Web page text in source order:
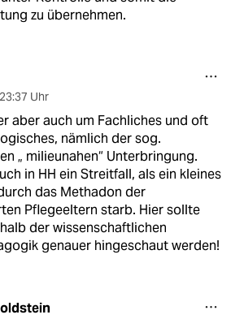
zu übernehmen.
23:37 Uhr
aber auch um Fachliches und oft
nämlich der sog.
„ milieunahen“ Unterbringung.
in HH ein Streitfall, als ein kleines
das Methadon der
Pflegeeltern starb. Hier sollte
der wissenschaftlichen
genauer hingeschaut werden!